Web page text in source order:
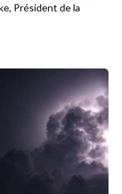
Président de la